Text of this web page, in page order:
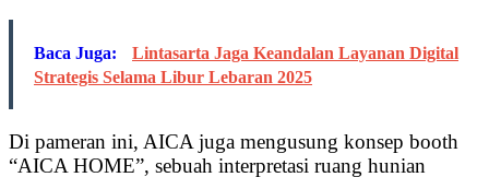
Baca Juga:
Lintasarta Jaga Keandalan Layanan Digital
Strategis Selama Libur Lebaran 2025
Di pameran ini, AICA juga mengusung konsep booth
“AICA HOME”, sebuah interpretasi ruang hunian